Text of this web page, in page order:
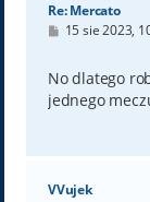
Re: Mercato
P
t
15 sie 2023,
No dlatego
jednego
VVujek